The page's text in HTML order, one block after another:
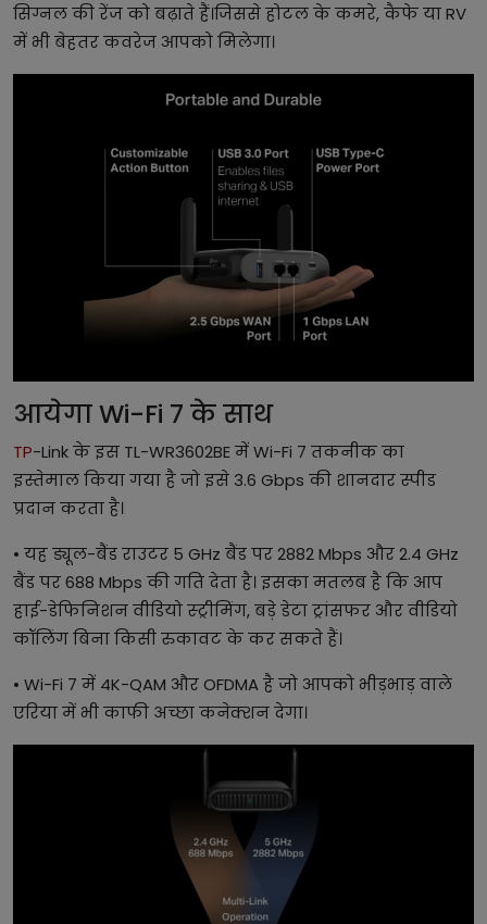
सिग्नल की रेंज को बढ़ाते हैं।जिससे होटल के कमरे, कैफे या RV
में भी बेहतर कवरेज आपको मिलेगा।
आयेगा Wi-Fi 7 के साथ
TP-Link के इस TL-WR3602BE में Wi-Fi 7 तकनीक का
इस्तेमाल किया गया है जो इसे 3.6 Gbps की शानदार स्पीड
प्रदान करता है।
• यह ड्यूल-बैंड राउटर 5 GHz बैंड पर 2882 Mbps और 2.4 GHz
बैंड पर 688 Mbps की गति देता है। इसका मतलब है कि आप
हाई-डेफिनिशन वीडियो स्ट्रीमिंग, बड़े डेटा ट्रांसफर और वीडियो
कॉलिंग बिना किसी रुकावट के कर सकते हैं।
• Wi-Fi 7 में 4K-QAM और OFDMA है जो आपको भीड़भाड़ वाले
एरिया में भी काफी अच्छा कनेक्शन देगा।